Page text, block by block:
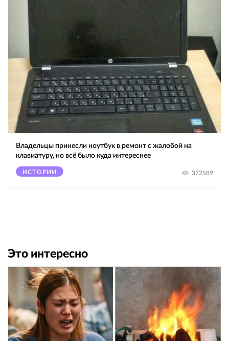
Владельцы принесли ноутбук в ремонт с жалобой на
клавиатуру, но всё было куда интереснее
ИСТОРИИ 372589
Это интересно